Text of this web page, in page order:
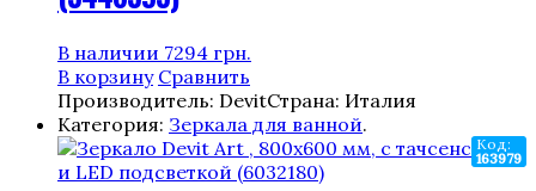
В наличии 7294 грн.
В корзину Сравнить
Производитель: DevitСтрана: Италия
Категория: Зеркала для ванной.
Код:
163979